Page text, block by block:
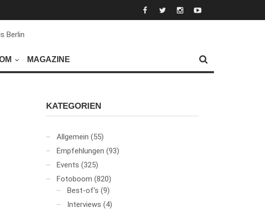
MAGAZINE
KATEGORIEN
Allgemein (55)
Empfehlungen (93)
Events (325)
Fotoboom (820)
Best-of's (9)
Interviews (4)